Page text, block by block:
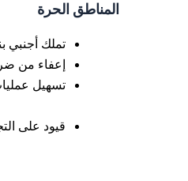
المناطق الحرة
تملك أجنبي بنسبة 100% في جميع القطاعات
إعفاء من
تسهيل
قيود على